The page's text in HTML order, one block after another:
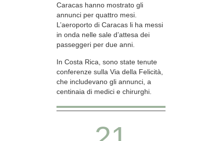
Caracas hanno mostrato gli
annunci per quattro mesi.
L’aeroporto di Caracas li ha messi
in onda nelle sale d’attesa dei
passeggeri per due anni.
In Costa Rica, sono state tenute
conferenze sulla Via della Felicità,
che includevano gli annunci, a
centinaia di medici e chirurghi.